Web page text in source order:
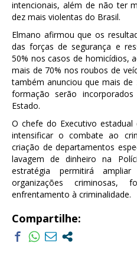
intencionais, além de não ter
dez mais violentas do Brasil.
Elmano afirmou que os
das forças de segurança e
50% nos casos de homicídios,
mais de 70% nos roubos de
também anunciou que mais
formação serão
Estado.
O chefe do Executivo
intensificar o combate ao
criação de departamentos
lavagem de dinheiro na
estratégia permitirá
organizações criminosas,
enfrentamento à criminalidade.
Compartilhe: